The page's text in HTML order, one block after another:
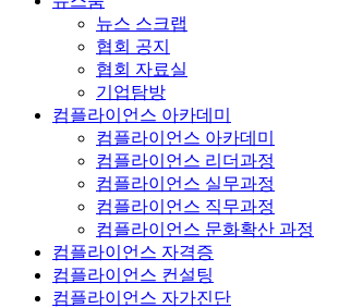
뉴스 스크랩
협회 공지
협회 자료실
기업탐방
컴플라이언스 아카데미
컴플라이언스 아카데미
컴플라이언스 리더과정
컴플라이언스 실무과정
컴플라이언스 직무과정
컴플라이언스 문화확산 과정
컴플라이언스 자격증
컴플라이언스 컨설팅
컴플라이언스 자가진단